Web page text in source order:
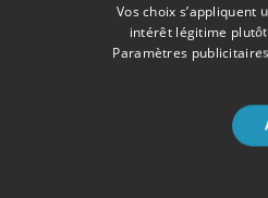
Vos choix
intérêt légitime
Paramètres publicitaires